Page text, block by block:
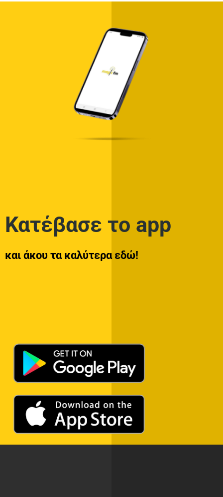
Κατέβασε το app
και άκου τα καλύτερα εδώ!